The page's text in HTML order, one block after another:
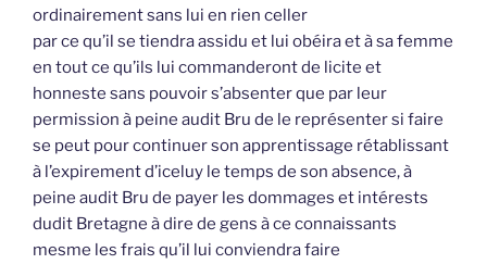
ordinairement sans lui en rien celler
par ce qu’il se tiendra assidu et lui obéira et à sa femme
en tout ce qu’ils lui commanderont de licite et
honneste sans pouvoir s’absenter que par leur
permission à peine audit Bru de le représenter si faire
se peut pour continuer son apprentissage rétablissant
à l’expirement d’iceluy le temps de son absence, à
peine audit Bru de payer les dommages et intérests
dudit Bretagne à dire de gens à ce connaissants
mesme les frais qu’il lui conviendra faire